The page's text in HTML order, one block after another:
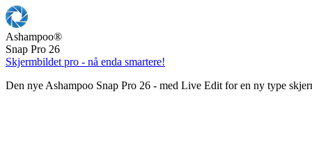
Ashampoo®
Snap Pro 26
Skjermbildet pro - nå enda smartere!
Den nye Ashampoo Snap Pro 26 - med Live Edit for en ny type